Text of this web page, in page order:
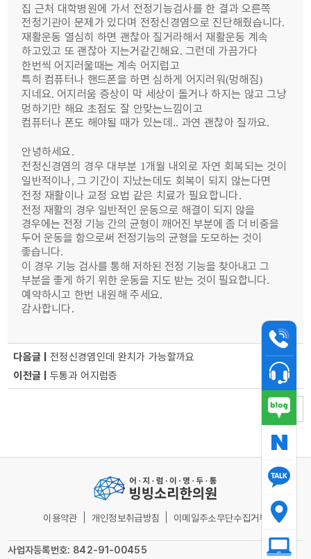
집 근처 대학병원에 가서 전정기능검사를 한 결과 오른쪽
전정기관이 문제가 있다며 전정신경염으로 진단해줬습니다.
재활운동 열심히 하면 괜찮아 질거라해서 재활운동 계속
하고있고 또 괜찮아 지는거같긴해요. 그런데 가끔가다
한번씩 어지러울때는 계속 어지럽고
특히 컴퓨터나 핸드폰을 하면 심하게 어지러워(멍해짐)
지네요. 어지러움 증상이 막 세상이 돌거나 하지는 않고 그냥
멍하기만 해요 초점도 잘 안맞는느낌이고
컴퓨터나 폰도 해야될 때가 있는데.. 과연 괜찮아 질까요.
안녕하세요.
전정신경염의 경우 대부분 1개월 내외로 자연 회복되는 것이
일반적이나, 그 기간이 지났는데도 회복이 되지 않는다면
전정 재활이나 교정 요법 같은 치료가 필요합니다.
전정 재활의 경우 일반적인 운동으로 해결이 되지 않을
경우에는 전정 기능 간의 균형이 깨어진 부분에 좀 더 비중을
두어 운동을 함으로써 전정기능의 균형을 도모하는 것이
좋습니다.
이 경우 기능 검사를 통해 저하된 전정 기능을 찾아내고 그
부분을 좋게 하기 위한 운동을 지도 받는 것이 필요합니다.
예약하시고 한번 내원해 주세요.
감사합니다.
다음글 |전정신경염인데 완치가 가능할까요
이전글 |두통과 어지럼증
목록
이용약관 개인정보취급방침 이메일주소무단수집거부
사업자등록번호: 842-91-00455